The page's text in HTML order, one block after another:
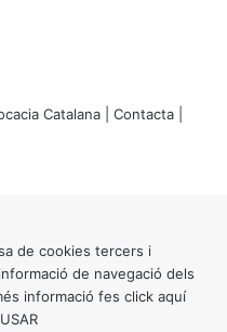
Catalana | Contacta
de cookies tercers i
de navegació dels
informació fes click aquí